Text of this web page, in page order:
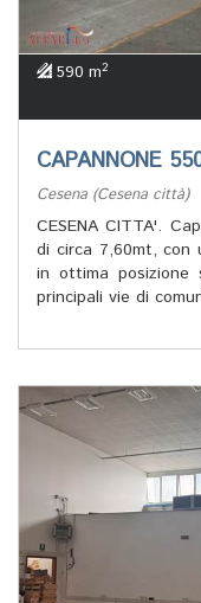
590 m2
CAPANNONE
Cesena (Cesena città)
CESENA CITTA'.
di circa 7,60mt, con
in ottima posizione
principali vie di